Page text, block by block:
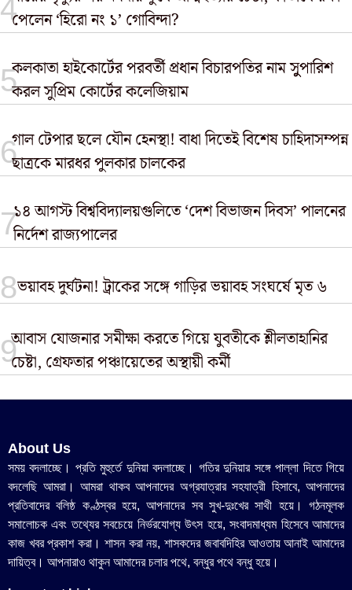
পেলেন ‘হিরো নং ১’ গোবিন্দা?
কলকাতা হাইকোর্টের পরবর্তী প্রধান বিচারপতির নাম সুুপারিশ
করল সুপ্রিম কোর্টের কলেজিয়াম
গাল টেপার ছলে যৌন হেনস্থা! বাধা দিতেই বিশেষ চাহিদাসম্পন্ন
ছাত্রকে মারধর পুলকার চালকের
১৪ আগস্ট বিশ্ববিদ্যালয়গুলিতে ‘দেশ বিভাজন দিবস’ পালনের
নির্দেশ রাজ্যপালের
ভয়াবহ দুর্ঘটনা! ট্রাকের সঙ্গে গাড়ির ভয়াবহ সংঘর্ষে মৃত ৬
আবাস যোজনার সমীক্ষা করতে গিয়ে যুবতীকে শ্লীলতাহানির
চেষ্টা, গ্রেফতার পঞ্চায়েতের অস্থায়ী কর্মী
About Us
সময় বদলাচ্ছে। প্রতি মুহুর্তে দুনিয়া বদলাচ্ছে। গতির দুনিয়ার সঙ্গে পাল্লা দিতে গিয়ে
বদলেছি আমরা। আমরা থাকব আপনাদের অগ্রযাত্রার সহযাত্রী হিসাবে, আপনাদের
প্রতিবাদের বলিষ্ঠ কণ্ঠস্বর হয়ে, আপনাদের সব সুখ-দুঃখের সাথী হয়ে। গঠনমূলক
সমালোচক এবং তথ্যের সবচেয়ে নির্ভরযোগ্য উ‍ৎস হয়ে, সংবাদমাধ্যম হিসেবে আমাদের
কাজ খবর প্রকাশ করা। শাসন করা নয়, শাসকদের জবাবদিহির আওতায় আনাই আমাদের
দায়িত্ব। আপনারাও থাকুন আমাদের চলার পথে, বন্ধুর পথে বন্ধু হয়ে।